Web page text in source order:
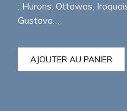
: Hurons, Ottawas,
Gustavo…
AJOUTER AU PANIER